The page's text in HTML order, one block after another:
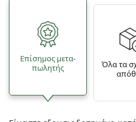
Επίσημος μετα­
πωλητής
Όλα τα